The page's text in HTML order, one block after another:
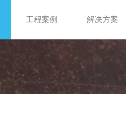
工程案例 解决方案